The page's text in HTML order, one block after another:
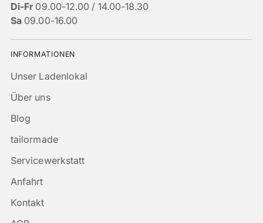
Di-Fr09.00-12.00 / 14.00-18.30
Sa 09.00-16.00
INFORMATIONEN
Unser Ladenlokal
Über uns
Blog
tailormade
Servicewerkstatt
Anfahrt
Kontakt